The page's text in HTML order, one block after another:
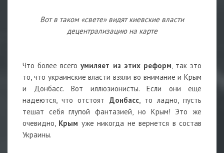
Вот в таком «свете» видят киевские власти
децентрализацию на карте
Что более всегоумиляет из этих реформ, так это
то, что украинские власти взяли во внимание и Крым
и Донбасс. Вот иллюзионисты. Если они еще
надеются, что отстоят Донбасс, то ладно, пусть
тешат себя глупой фантазией, но Крым! Это же
очевидно, Крым уже никогда не вернется в состав
Украины.